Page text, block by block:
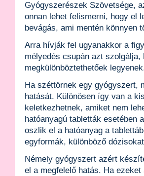
Gyógyszerészek Szövetsége,
onnan lehet felismerni, hogy el
bevágás, ami mentén könnyen
Arra hívják fel ugyanakkor a
mélyedés csupán azt
megkülönböztethetőek
Ha széttörnek egy gyógyszert,
hatását. Különösen így van a
keletkezhetnek, amiket nem
hatóanyagú tabletták esetében
oszlik el a hatóanyag a
egyformák, különböző
Némely gyógyszert azért
el a megfelelő hatás. Ha